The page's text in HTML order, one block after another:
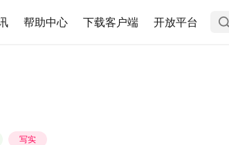
帮助中心 下载客户端 开放平台
写实